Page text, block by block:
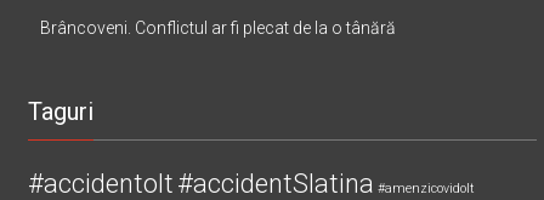
Brâncoveni. Conflictul ar fi plecat de la o tânără
Taguri
#accidentolt #accidentSlatina #amenzicovidolt